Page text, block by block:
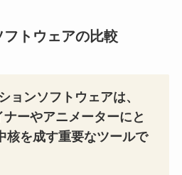
トウェアの比較
ョンソフトウェアは、
ーやアニメーターにと
核を成す重要なツールで